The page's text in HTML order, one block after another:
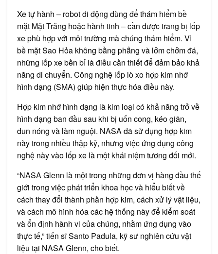
Xe tự hành – robot di động dùng để thám hiểm bề
mặt Mặt Trăng hoặc hành tinh – cần được trang bị lốp
xe phù hợp với môi trường mà chúng thám hiểm. Vì
bề mặt Sao Hỏa không bằng phẳng và lởm chởm đá,
những lốp xe bền bỉ là điều cần thiết để đảm bảo khả
năng di chuyển. Công nghệ lốp lò xo hợp kim nhớ
hình dạng (SMA) giúp hiện thực hóa điều này.
Hợp kim nhớ hình dạng là kim loại có khả năng trở về
hình dạng ban đầu sau khi bị uốn cong, kéo giãn,
đun nóng và làm nguội. NASA đã sử dụng hợp kim
này trong nhiều thập kỷ, nhưng việc ứng dụng công
nghệ này vào lốp xe là một khái niệm tương đối mới.
“NASA Glenn là một trong những đơn vị hàng đầu thế
giới trong việc phát triển khoa học và hiểu biết về
cách thay đổi thành phần hợp kim, cách xử lý vật liệu,
và cách mô hình hóa các hệ thống này để kiểm soát
và ổn định hành vi của chúng, nhằm ứng dụng vào
thực tế,” tiến sĩ Santo Padula, kỹ sư nghiên cứu vật
liệu tại NASA Glenn, cho biết.